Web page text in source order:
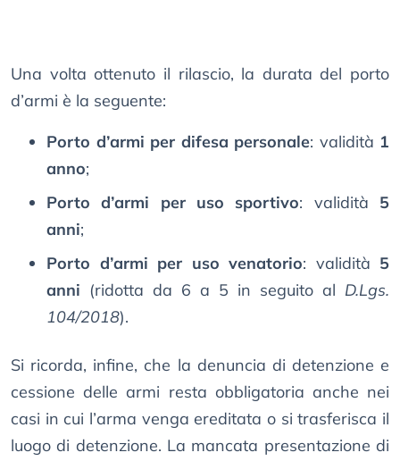
Una volta ottenuto il rilascio, la durata del porto
d’armi è la seguente:
Porto d’armi per difesa personale: validità 1
anno;
Porto d’armi per uso sportivo: validità 5
anni;
Porto d’armi per uso venatorio: validità 5
anni (ridotta da 6 a 5 in seguito al D.Lgs.
104/2018).
Si ricorda, infine, che la denuncia di detenzione e
cessione delle armi resta obbligatoria anche nei
casi in cui l’arma venga ereditata o si trasferisca il
luogo di detenzione. La mancata presentazione di